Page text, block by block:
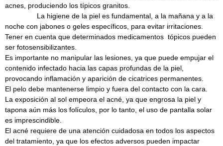
acnes, produciendo los típicos granitos.
La higiene de la piel es fundamental, a la mañana y a la
noche con jabones o geles específicos, para evitar irritaciones.
Tener en cuenta que determinados medicamentos tópicos pueden
ser fotosensibilizantes.
Es importante no manipular las lesiones, ya que puede empujar el
contenido infectado hacia las capas profundas de la piel,
provocando inflamación y aparición de cicatrices permanentes.
El pelo debe mantenerse limpio y fuera del contacto con la cara.
La exposición al sol empeora el acné, ya que engrosa la piel y
tapona aún más los folículos, por lo tanto, el uso de pantalla solar
es imprescindible.
El acné requiere de una atención cuidadosa en todos los aspectos
del tratamiento, ya que los efectos adversos pueden impactar